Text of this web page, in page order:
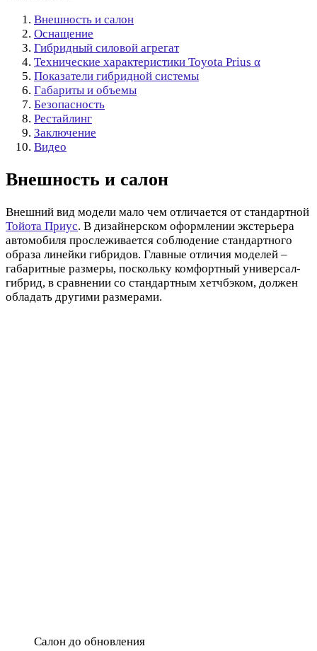
Внешность и салон
Оснащение
Гибридный силовой агрегат
Технические характеристики Toyota Prius α
Показатели гибридной системы
Габариты и объемы
Безопасность
Рестайлинг
Заключение
Видео
Внешность и салон
Внешний вид модели мало чем отличается от стандартной
Тойота Приус. В дизайнерском оформлении экстерьера
автомобиля прослеживается соблюдение стандартного
образа линейки гибридов. Главные отличия моделей –
габаритные размеры, поскольку комфортный универсал-
гибрид, в сравнении со стандартным хетчбэком, должен
обладать другими размерами.
Салон до обновления